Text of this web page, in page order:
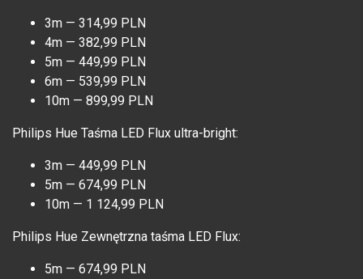
3m — 314,99 PLN
4m — 382,99 PLN
5m — 449,99 PLN
6m — 539,99 PLN
10m — 899,99 PLN
Philips Hue Taśma LED Flux ultra-bright:
3m — 449,99 PLN
5m — 674,99 PLN
10m — 1 124,99 PLN
Philips Hue Zewnętrzna taśma LED Flux:
5m — 674,99 PLN